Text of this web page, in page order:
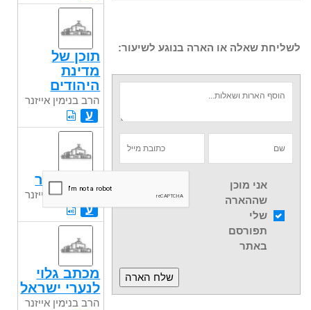
לשליחת שאלה או הארה בנוגע לשיעור:
אני מוכן
שההארה
שלי
תפורסם
באתר
תוכן של
מדינת
היהודים
הרב בנימין אייזנר
ע
ל"ג בעומר
הרב בנימין אייזנר
ע
מכתב גלוי
לנערי ישראל
הרב בנימין אייזנר